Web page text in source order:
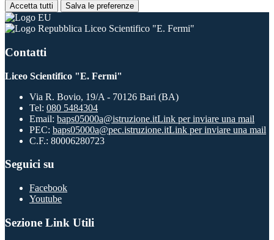
Accetta tutti Salva le preferenze
Liceo Scientifico "E. Fermi"
Contatti
Liceo Scientifico "E. Fermi"
Via R. Bovio, 19/A - 70126 Bari (BA)
Tel: 080 5484304
Email: baps05000a@istruzione.itLink per inviare una mail
PEC: baps05000a@pec.istruzione.itLink per inviare una mail
C.F.: 80006280723
Seguici su
Facebook
Youtube
Sezione Link Utili